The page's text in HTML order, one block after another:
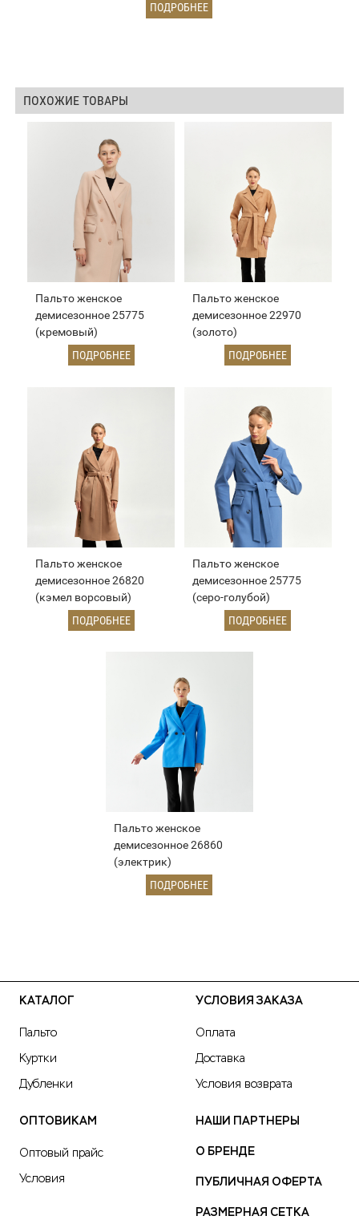
ПОДРОБНЕЕ
ПОХОЖИЕ ТОВАРЫ
Пальто женское
демисезонное 25775
(кремовый)
ПОДРОБНЕЕ
Пальто женское
демисезонное 22970
(золото)
ПОДРОБНЕЕ
Пальто женское
демисезонное 26820
(кэмел ворсовый)
ПОДРОБНЕЕ
Пальто женское
демисезонное 25775
(серо-голубой)
ПОДРОБНЕЕ
Пальто женское
демисезонное 26860
(электрик)
ПОДРОБНЕЕ
КАТАЛОГ
Пальто
Куртки
Дубленки
УСЛОВИЯ ЗАКАЗА
Оплата
Доставка
Условия возврата
ОПТОВИКАМ
Оптовый прайс
Условия
НАШИ ПАРТНЕРЫ
О БРЕНДЕ
ПУБЛИЧНАЯ ОФЕРТА
РАЗМЕРНАЯ СЕТКА